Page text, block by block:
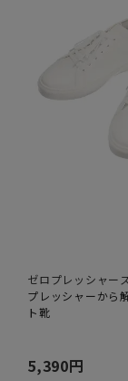
ゼロプレッシャー
プレッシャーから
ト靴
5,390円